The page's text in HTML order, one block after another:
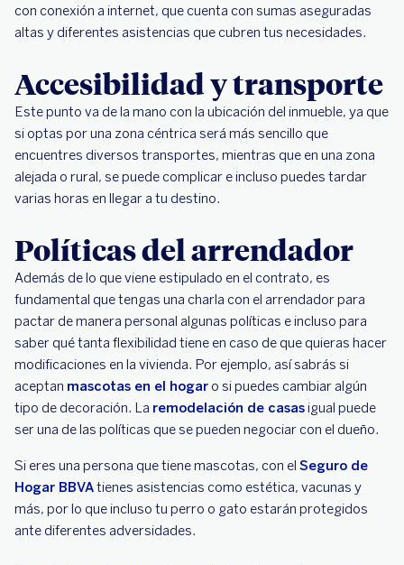
con conexión a internet, que cuenta con sumas aseguradas
altas y diferentes asistencias que cubren tus necesidades.
Accesibilidad y transporte
Este punto va de la mano con la ubicación del inmueble, ya que
si optas por una zona céntrica será más sencillo que
encuentres diversos transportes, mientras que en una zona
alejada o rural, se puede complicar e incluso puedes tardar
varias horas en llegar a tu destino.
Políticas del arrendador
Además de lo que viene estipulado en el contrato, es
fundamental que tengas una charla con el arrendador para
pactar de manera personal algunas políticas e incluso para
saber qué tanta flexibilidad tiene en caso de que quieras hacer
modificaciones en la vivienda. Por ejemplo, así sabrás si
aceptan mascotas en el hogar o si puedes cambiar algún
tipo de decoración. La remodelación de casasigual puede
ser una de las políticas que se pueden negociar con el dueño.
Si eres una persona que tiene mascotas, con el Seguro de
Hogar BBVAtienes asistencias como estética, vacunas y
más, por lo que incluso tu perro o gato estarán protegidos
ante diferentes adversidades.